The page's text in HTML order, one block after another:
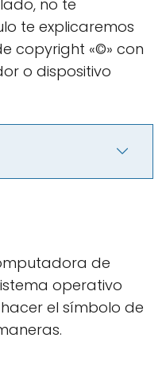
no te
te explicaremos
copyright «©» con
o dispositivo
de
operativo
el símbolo de